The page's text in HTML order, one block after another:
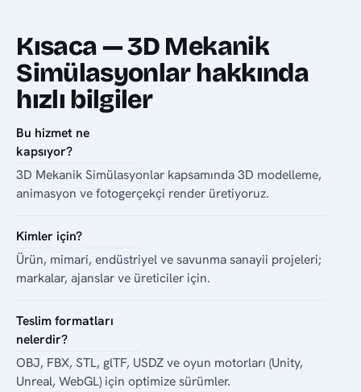
Kısaca — 3D Mekanik
Simülasyonlar hakkında
hızlı bilgiler
Bu hizmet ne
kapsıyor?
3D Mekanik Simülasyonlar kapsamında 3D modelleme,
animasyon ve fotogerçekçi render üretiyoruz.
Kimler için?
Ürün, mimari, endüstriyel ve savunma sanayii projeleri;
markalar, ajanslar ve üreticiler için.
Teslim formatları
nelerdir?
OBJ, FBX, STL, glTF, USDZ ve oyun motorları (Unity,
Unreal, WebGL) için optimize sürümler.